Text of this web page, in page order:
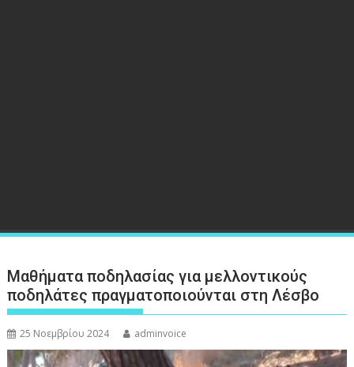
Μαθήματα ποδηλασίας για μελλοντικούς
ποδηλάτες πραγματοποιούνται στη Λέσβο
25 Νοεμβρίου 2024 adminvoice